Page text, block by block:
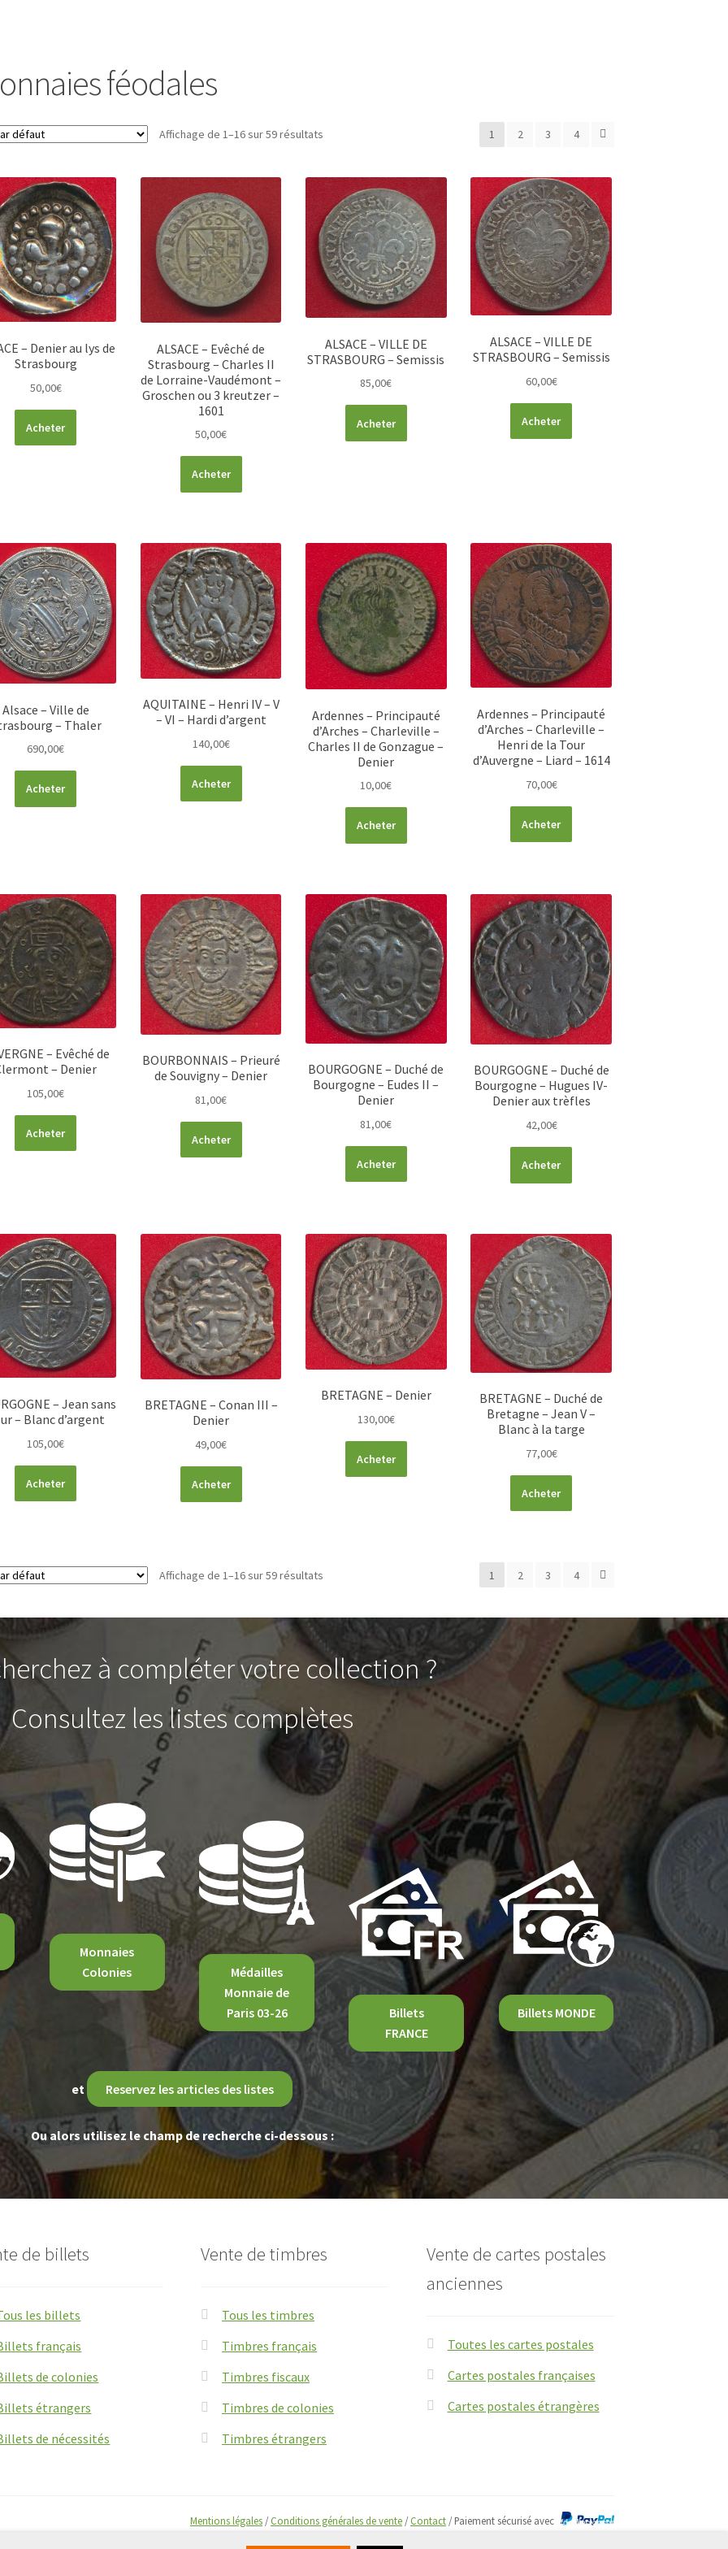
féodales
Affichage de 1–16 sur 59 résultats 1 2 3 4
– Denier au lys de
Strasbourg
50,00€
Acheter
ALSACE – Evêché de
Strasbourg – Charles II
de Lorraine-Vaudémont –
Groschen ou 3 kreutzer –
1601
50,00€
Acheter
ALSACE – VILLE DE
STRASBOURG – Semissis
85,00€
Acheter
ALSACE – VILLE DE
STRASBOURG – Semissis
60,00€
Acheter
Alsace – Ville de
– Thaler
690,00€
Acheter
AQUITAINE – Henri IV – V
– VI – Hardi d’argent
140,00€
Acheter
Ardennes – Principauté
d’Arches – Charleville –
Charles II de Gonzague –
Denier
10,00€
Acheter
Ardennes – Principauté
d’Arches – Charleville –
Henri de la Tour
d’Auvergne – Liard – 1614
70,00€
Acheter
– Evêché de
– Denier
105,00€
Acheter
BOURBONNAIS – Prieuré
de Souvigny – Denier
81,00€
Acheter
BOURGOGNE – Duché de
Bourgogne – Eudes II –
Denier
81,00€
Acheter
BOURGOGNE – Duché de
Bourgogne – Hugues IV-
Denier aux trèfles
42,00€
Acheter
– Jean sans
– Blanc d’argent
105,00€
Acheter
BRETAGNE – Conan III –
Denier
49,00€
Acheter
BRETAGNE – Denier
130,00€
Acheter
BRETAGNE – Duché de
Bretagne – Jean V –
Blanc à la targe
77,00€
Acheter
Affichage de 1–16 sur 59 résultats 1 2 3 4
à compléter votre collection ?
Consultez les listes complètes
Monnaies
Colonies
Médailles
Monnaie de
Paris 03-26
Billets
FRANCE
Billets MONDE
et Reservez les articles des listes
Ou alors utilisez le champ de recherche ci-dessous :
de billets
les billets
français
de colonies
étrangers
de nécessités
Vente de timbres
Tous les timbres
Timbres français
Timbres fiscaux
Timbres de colonies
Timbres étrangers
Vente de cartes postales
anciennes
Toutes les cartes postales
Cartes postales françaises
Cartes postales étrangères
Mentions légales/Conditions générales de vente/Contact/ Paiement sécurisé avec Paypal